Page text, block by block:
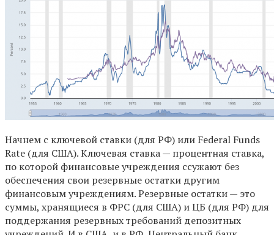
Начнем с ключевой ставки (для РФ) или Federal Funds
Rate (для США). Ключевая ставка — процентная ставка,
по которой финансовые учреждения ссужают без
обеспечения свои резервные остатки другим
финансовым учреждениям. Резервные остатки — это
суммы, хранящиеся в ФРС (для США) и ЦБ (для РФ) для
поддержания резервных требований депозитных